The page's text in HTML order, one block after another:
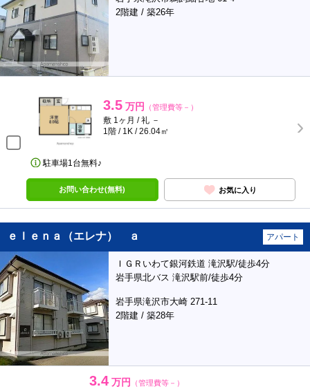
2階建 / 築26年
3.5 万円 （管理費等－）
敷 1ヶ月 / 礼 －
1階 / 1K / 26.04㎡
駐車場1台無料♪
お問い合わせ(無料) お気に入り
ｅｌｅｎａ（エレナ） ａ アパート
ＩＧＲいわて銀河鉄道 滝沢駅/徒歩4分
岩手県北バス 滝沢駅前/徒歩4分
岩手県滝沢市大崎 271-11
2階建 / 築28年
3.4 万円 （管理費等－）